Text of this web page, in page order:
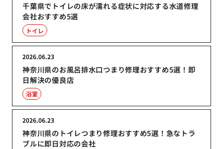
千葉県でトイレの床が濡れる症状に対応する水道修理
会社おすすめ5選
トイレ
神奈川県のお風呂排水口つまり修理おすすめ5選！即
日解決の優良店
2026.06.23
浴室
神奈川県のトイレつまり修理おすすめ5選！急なトラ
ブルに即日対応の会社
2026.06.23